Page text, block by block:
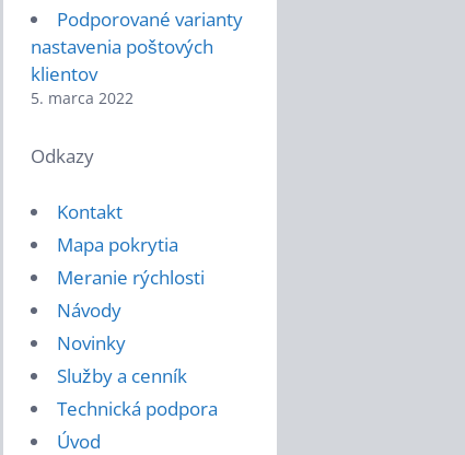
Podporované varianty
nastavenia poštových
klientov
5. marca 2022
Odkazy
Kontakt
Mapa pokrytia
Meranie rýchlosti
Návody
Novinky
Služby a cenník
Technická podpora
Úvod